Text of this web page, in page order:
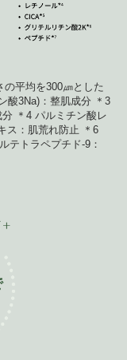
の平均を300㎛とした
酸3Na)：整肌成分 ＊3
＊4 パルミチン酸レ
ス：肌荒れ防止 ＊6
テトラペプチド-9：